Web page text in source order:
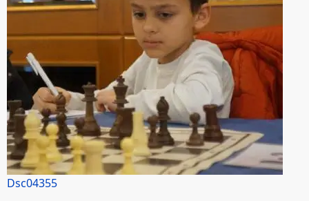
Dsc04355